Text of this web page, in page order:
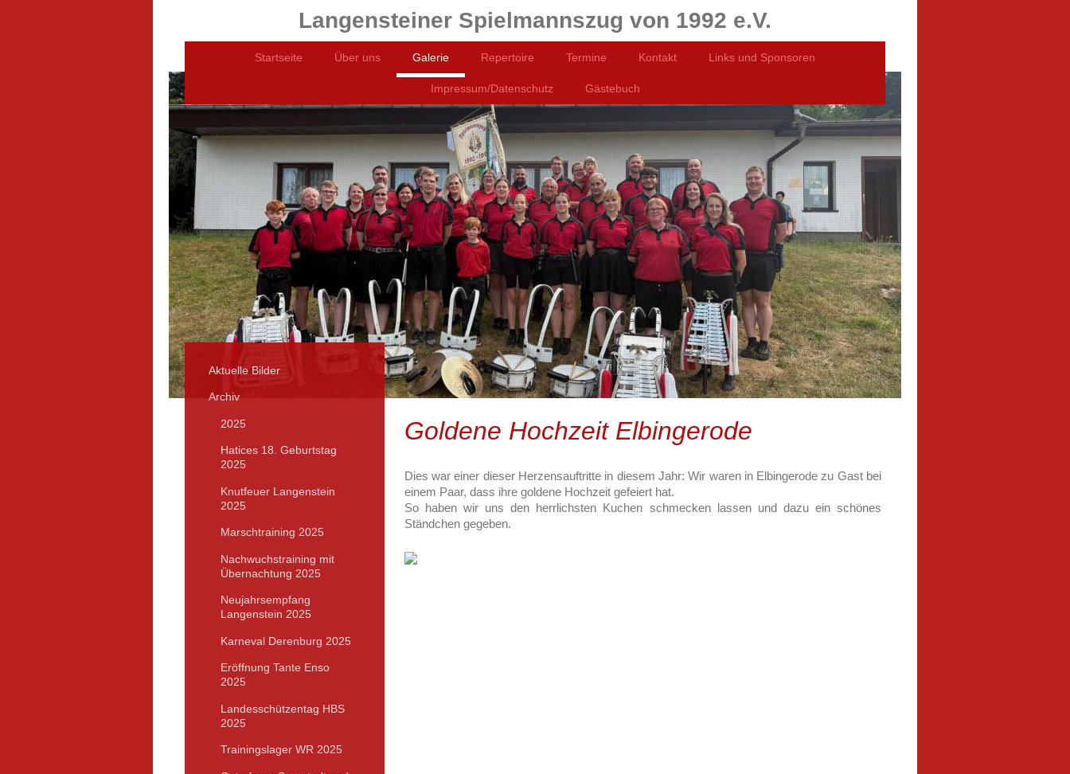
Langensteiner Spielmannszug von 1992 e.V.
Startseite Über uns Galerie Repertoire Termine Kontakt Links und Sponsoren
Impressum/Datenschutz Gästebuch
Goldene Hochzeit Elbingerode
Dies war einer dieser Herzensauftritte in diesem Jahr: Wir waren in Elbingerode zu Gast bei
einem Paar, dass ihre goldene Hochzeit gefeiert hat.
So haben wir uns den herrlichsten Kuchen schmecken lassen und dazu ein schönes
Ständchen gegeben.
Aktuelle Bilder
Archiv
2025
Hatices 18. Geburtstag
2025
Knutfeuer Langenstein
2025
Marschtraining 2025
Nachwuchstraining mit
Übernachtung 2025
Neujahrsempfang
Langenstein 2025
Karneval Derenburg 2025
Eröffnung Tante Enso
2025
Landesschützentag HBS
2025
Trainingslager WR 2025